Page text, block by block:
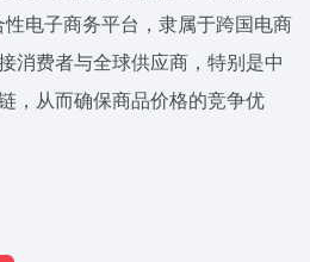
电子商务平台，隶属于跨国电商
消费者与全球供应商，特别是中
，从而确保商品价格的竞争优